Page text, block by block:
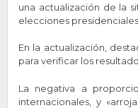
una actualización de la
elecciones
En la actualización,
para verificar los
La negativa a
internacionales, y